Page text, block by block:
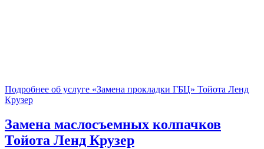
Подробнее об услуге «Замена прокладки ГБЦ» Тойота Ленд
Крузер
Замена маслосъемных колпачков
Тойота Ленд Крузер